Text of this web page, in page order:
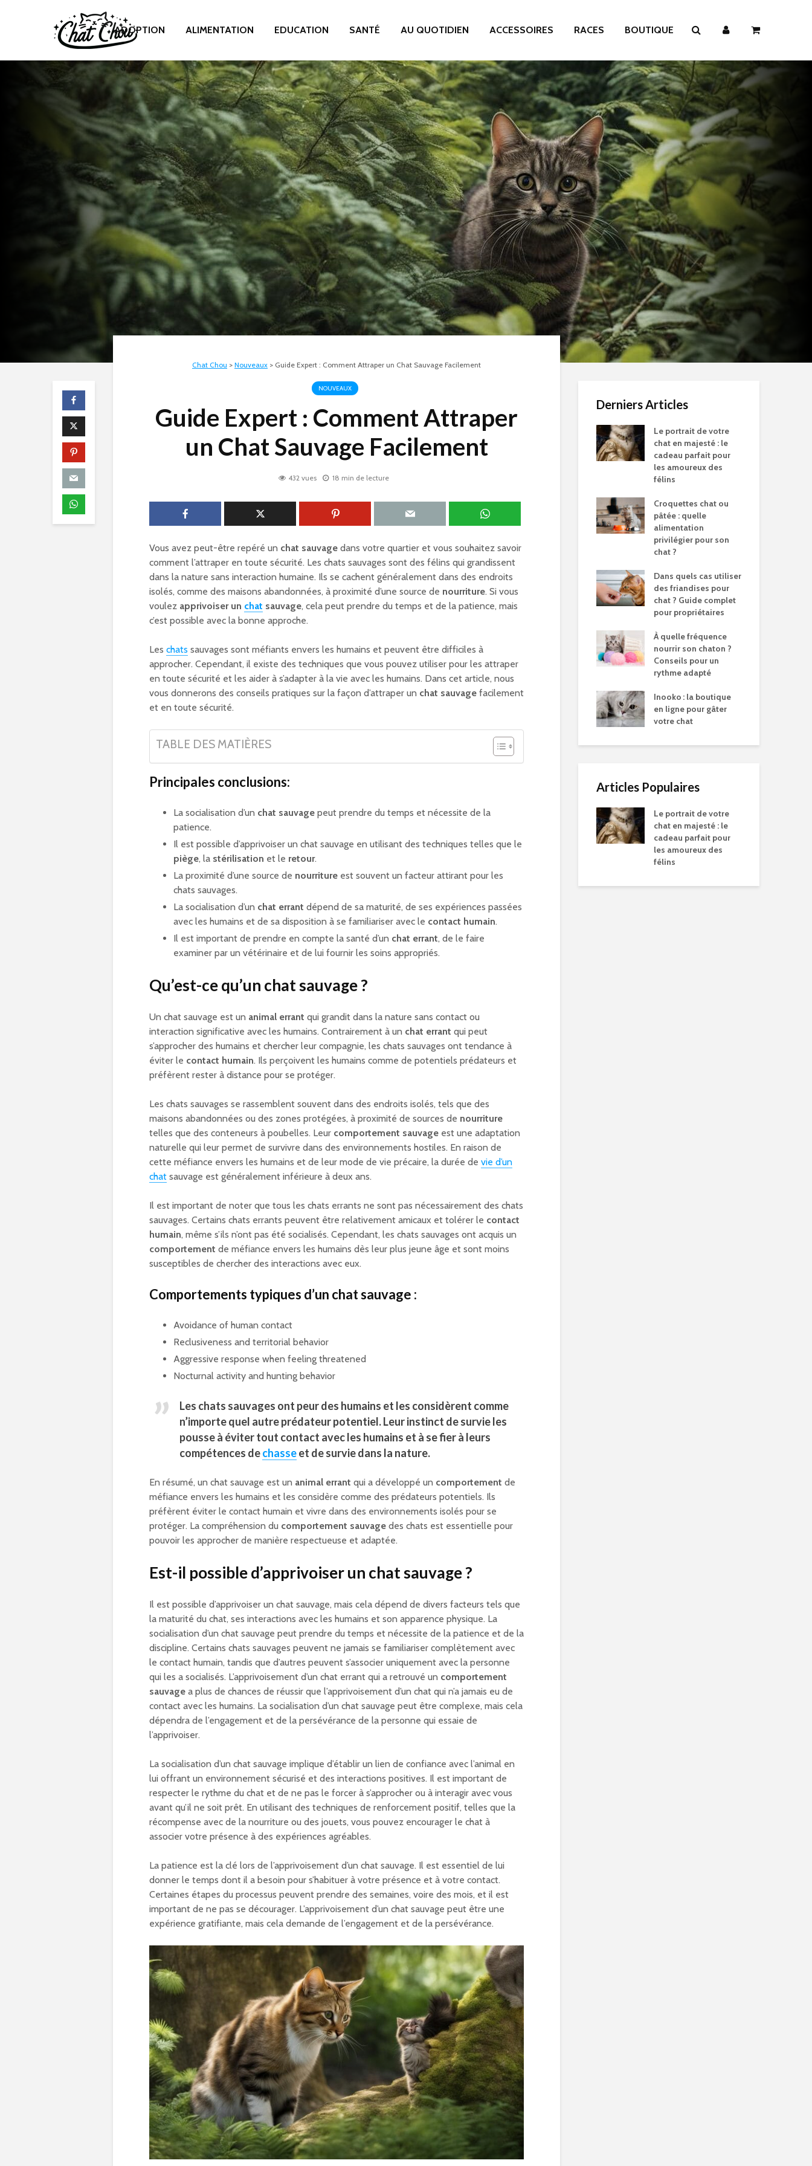
ADOPTION ALIMENTATION EDUCATION SANTÉ AU QUOTIDIEN ACCESSOIRES RACES BOUTIQUE
Chat Chou > Nouveaux > Guide Expert : Comment Attraper un Chat Sauvage Facilement
NOUVEAUX
Guide Expert : Comment Attraper
un Chat Sauvage Facilement
432 vues 18 min de lecture
Vous avez peut-être repéré un chat sauvage dans votre quartier et vous souhaitez savoir
comment l’attraper en toute sécurité. Les chats sauvages sont des félins qui grandissent
dans la nature sans interaction humaine. Ils se cachent généralement dans des endroits
isolés, comme des maisons abandonnées, à proximité d’une source de nourriture. Si vous
voulez apprivoiser un chat sauvage, cela peut prendre du temps et de la patience, mais
c’est possible avec la bonne approche.
Les chats sauvages sont méfiants envers les humains et peuvent être difficiles à
approcher. Cependant, il existe des techniques que vous pouvez utiliser pour les attraper
en toute sécurité et les aider à s’adapter à la vie avec les humains. Dans cet article, nous
vous donnerons des conseils pratiques sur la façon d’attraper un chat sauvage facilement
et en toute sécurité.
TABLE DES MATIÈRES
Principales conclusions:
La socialisation d’un chat sauvage peut prendre du temps et nécessite de la
patience.
Il est possible d’apprivoiser un chat sauvage en utilisant des techniques telles que le
piège, la stérilisation et le retour.
La proximité d’une source de nourriture est souvent un facteur attirant pour les
chats sauvages.
La socialisation d’un chat errant dépend de sa maturité, de ses expériences passées
avec les humains et de sa disposition à se familiariser avec le contact humain.
Il est important de prendre en compte la santé d’un chat errant, de le faire
examiner par un vétérinaire et de lui fournir les soins appropriés.
Qu’est-ce qu’un chat sauvage ?
Un chat sauvage est un animal errant qui grandit dans la nature sans contact ou
interaction significative avec les humains. Contrairement à un chat errant qui peut
s’approcher des humains et chercher leur compagnie, les chats sauvages ont tendance à
éviter le contact humain. Ils perçoivent les humains comme de potentiels prédateurs et
préfèrent rester à distance pour se protéger.
Les chats sauvages se rassemblent souvent dans des endroits isolés, tels que des
maisons abandonnées ou des zones protégées, à proximité de sources de nourriture
telles que des conteneurs à poubelles. Leur comportement sauvage est une adaptation
naturelle qui leur permet de survivre dans des environnements hostiles. En raison de
cette méfiance envers les humains et de leur mode de vie précaire, la durée de vie d’un
chat sauvage est généralement inférieure à deux ans.
Il est important de noter que tous les chats errants ne sont pas nécessairement des chats
sauvages. Certains chats errants peuvent être relativement amicaux et tolérer le contact
humain, même s’ils n’ont pas été socialisés. Cependant, les chats sauvages ont acquis un
comportement de méfiance envers les humains dès leur plus jeune âge et sont moins
susceptibles de chercher des interactions avec eux.
Comportements typiques d’un chat sauvage :
Avoidance of human contact
Reclusiveness and territorial behavior
Aggressive response when feeling threatened
Nocturnal activity and hunting behavior
Les chats sauvages ont peur des humains et les considèrent comme
n’importe quel autreprédateur potentiel. Leur instinct de survie les
pousse à éviter tout contact avec les humains et à se fier à leurs
compétences dechasseet de survie dans la nature.
En résumé, un chat sauvage est un animal errant qui a développé un comportement de
méfiance envers les humains et les considère comme des prédateurs potentiels. Ils
préfèrent éviter le contact humain et vivre dans des environnements isolés pour se
protéger. La compréhension du comportement sauvage des chats est essentielle pour
pouvoir les approcher de manière respectueuse et adaptée.
Est-il possible d’apprivoiser un chat sauvage ?
Il est possible d’apprivoiser un chat sauvage, mais cela dépend de divers facteurs tels que
la maturité du chat, ses interactions avec les humains et son apparence physique. La
socialisation d’un chat sauvage peut prendre du temps et nécessite de la patience et de la
discipline. Certains chats sauvages peuvent ne jamais se familiariser complètement avec
le contact humain, tandis que d’autres peuvent s’associer uniquement avec la personne
qui les a socialisés. L’apprivoisement d’un chat errant qui a retrouvé un comportement
sauvage a plus de chances de réussir que l’apprivoisement d’un chat qui n’a jamais eu de
contact avec les humains. La socialisation d’un chat sauvage peut être complexe, mais cela
dépendra de l’engagement et de la persévérance de la personne qui essaie de
l’apprivoiser.
La socialisation d’un chat sauvage implique d’établir un lien de confiance avec l’animal en
lui offrant un environnement sécurisé et des interactions positives. Il est important de
respecter le rythme du chat et de ne pas le forcer à s’approcher ou à interagir avec vous
avant qu’il ne soit prêt. En utilisant des techniques de renforcement positif, telles que la
récompense avec de la nourriture ou des jouets, vous pouvez encourager le chat à
associer votre présence à des expériences agréables.
La patience est la clé lors de l’apprivoisement d’un chat sauvage. Il est essentiel de lui
donner le temps dont il a besoin pour s’habituer à votre présence et à votre contact.
Certaines étapes du processus peuvent prendre des semaines, voire des mois, et il est
important de ne pas se décourager. L’apprivoisement d’un chat sauvage peut être une
expérience gratifiante, mais cela demande de l’engagement et de la persévérance.
Derniers Articles
Le portrait de votre
chat en majesté : le
cadeau parfait pour
les amoureux des
félins
Croquettes chat ou
pâtée : quelle
alimentation
privilégier pour son
chat ?
Dans quels cas utiliser
des friandises pour
chat ? Guide complet
pour propriétaires
À quelle fréquence
nourrir son chaton ?
Conseils pour un
rythme adapté
Inooko : la boutique
en ligne pour gâter
votre chat
Articles Populaires
Le portrait de votre
chat en majesté : le
cadeau parfait pour
les amoureux des
félins